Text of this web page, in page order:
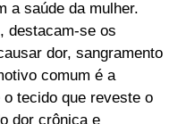
a saúde da mulher.
destacam-se os
dor, sangramento
comum é a
tecido que reveste o
dor crônica e